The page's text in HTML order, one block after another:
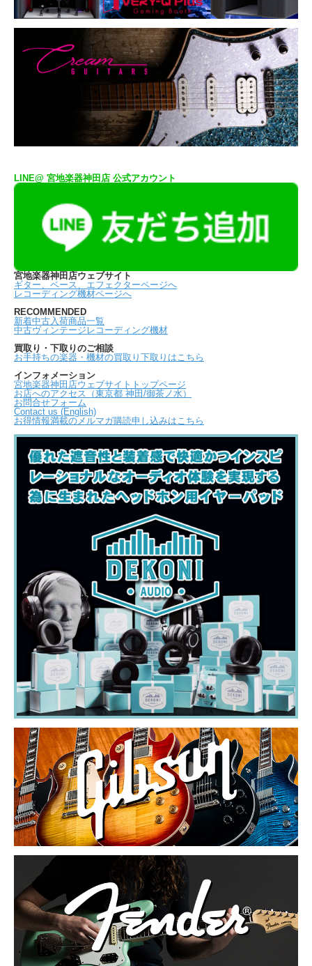
LINE@ 宮地楽器神田店 公式アカウント
宮地楽器神田店ウェブサイト
ギター、ベース、エフェクターページへ
レコーディング機材ページへ
RECOMMENDED
新着中古入荷商品一覧
中古ヴィンテージレコーディング機材
買取り・下取りのご相談
お手持ちの楽器・機材の買取り下取りはこちら
インフォメーション
宮地楽器神田店ウェブサイトトップページ
お店へのアクセス（東京都 神田/御茶ノ水）
お問合せフォーム
Contact us (English)
お得情報満載のメルマガ購読申し込みはこちら